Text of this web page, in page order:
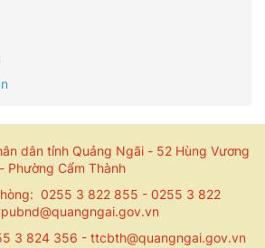
dân tỉnh Quảng Ngãi - 52 Hùng Vương
- Phường Cẩm Thành
0255 3 822 855 - 0255 3 822
3 824 356 - ttcbth@quangngai.gov.vn